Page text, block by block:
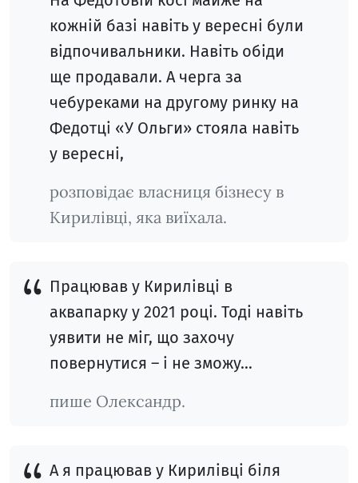
кожній базі навіть у вересні були
відпочивальники. Навіть обіди
ще продавали. А черга за
чебуреками на другому ринку на
Федотці «У Ольги» стояла навіть
у вересні,
розповідає власниця бізнесу в
Кирилівці, яка виїхала.
Працював у Кирилівці в
аквапарку у 2021 році. Тоді навіть
уявити не міг, що захочу
повернутися – і не зможу…
пише Олександр.
А я працював у Кирилівці біля